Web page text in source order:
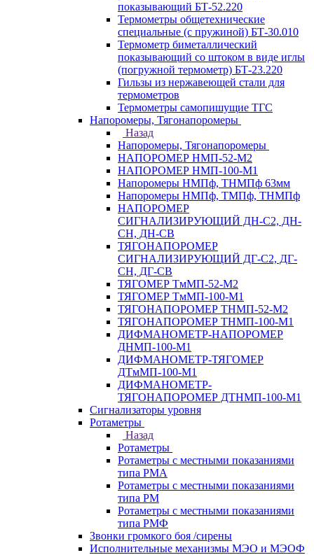
показывающий БТ-52.220
Термометры общетехнические
специальные (с пружиной) БТ-30.010
Термометр биметаллический
показывающий со штоком в виде иглы
(погружной термометр) БТ-23.220
Гильзы из нержавеющей стали для
термометров
Термометры самопишущие ТГС
Напоромеры, Тягонапоромеры
Назад
Напоромеры, Тягонапоромеры
НАПОРОМЕР НМП-52-М2
НАПОРОМЕР НМП-100-М1
Напоромеры НМПф, ТНМПф 63мм
Напоромеры НМПф, ТМПф, ТНМПф
НАПОРОМЕР
СИГНАЛИЗИРУЮЩИЙ ДН-С2, ДН-
СН, ДН-СВ
ТЯГОНАПОРОМЕР
СИГНАЛИЗИРУЮЩИЙ ДГ-С2, ДГ-
СН, ДГ-СВ
ТЯГОМЕР ТмМП-52-М2
ТЯГОМЕР ТмМП-100-М1
ТЯГОНАПОРОМЕР ТНМП-52-М2
ТЯГОНАПОРОМЕР ТНМП-100-М1
ДИФМАНОМЕТР-НАПОРОМЕР
ДНМП-100-М1
ДИФМАНОМЕТР-ТЯГОМЕР
ДТмМП-100-М1
ДИФМАНОМЕТР-
ТЯГОНАПОРОМЕР ДТНМП-100-М1
Сигнализаторы уровня
Ротаметры
Назад
Ротаметры
Ротаметры с местными показаниями
типа РМА
Ротаметры с местными показаниями
типа РМ
Ротаметры с местными показаниями
типа РМФ
Звонки громкого боя /сирены
Исполнительные механизмы МЭО и МЭОФ